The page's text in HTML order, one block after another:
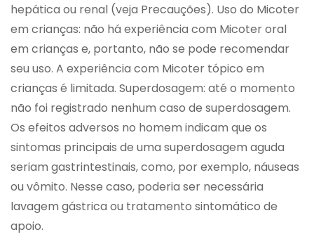
hepática ou renal (veja Precauções). Uso do Micoter
em crianças: não há experiência com Micoter oral
em crianças e, portanto, não se pode recomendar
seu uso. A experiência com Micoter tópico em
crianças é limitada. Superdosagem: até o momento
não foi registrado nenhum caso de superdosagem.
Os efeitos adversos no homem indicam que os
sintomas principais de uma superdosagem aguda
seriam gastrintestinais, como, por exemplo, náuseas
ou vômito. Nesse caso, poderia ser necessária
lavagem gástrica ou tratamento sintomático de
apoio.